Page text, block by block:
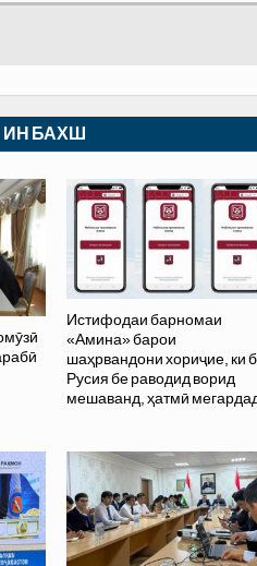
ИН БАХШ
Истифодаи барномаи
«Амина» барои
шаҳрвандони хориҷие, ки
Русия бе раводид ворид
мешаванд, ҳатмӣ